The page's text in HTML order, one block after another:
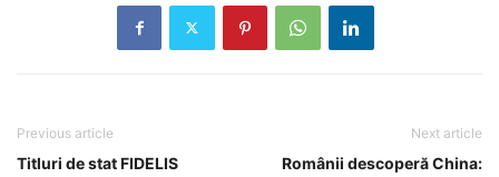
Previous article
Titluri de stat FIDELIS
Next article
Românii descoperă China: